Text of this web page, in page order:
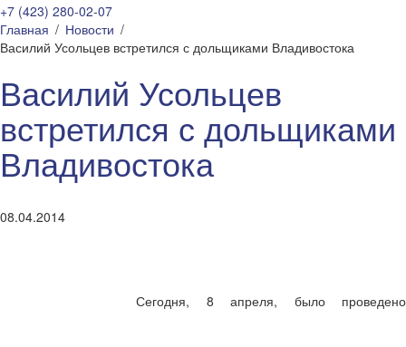
+7 (423) 280-02-07
Главная
Новости
Василий Усольцев встретился с дольщиками Владивостока
Василий Усольцев
встретился с дольщиками
Владивостока
08.04.2014
Сегодня, 8 апреля, было проведено